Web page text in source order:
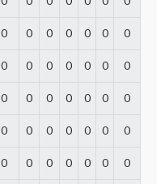
0 0 0 0 0 0 0
0 0 0 0 0 0 0
0 0 0 0 0 0 0
0 0 0 0 0 0 0
0 0 0 0 0 0 0